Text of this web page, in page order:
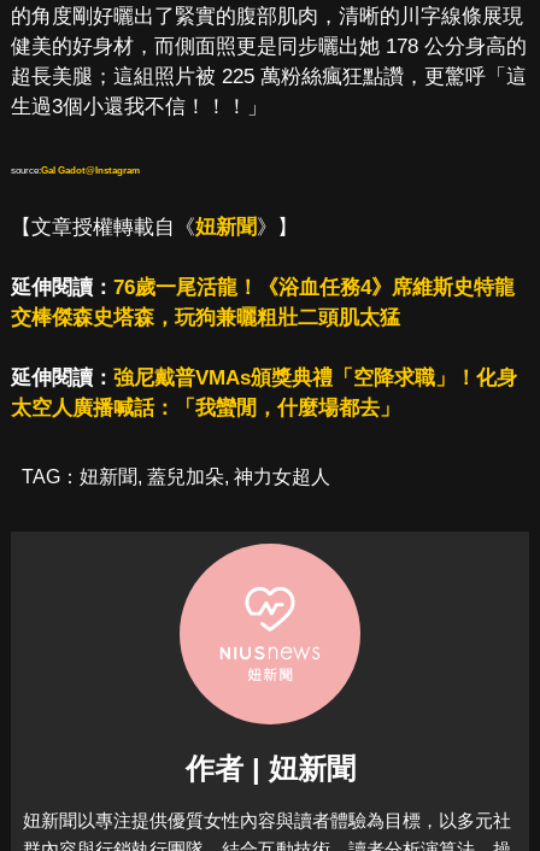
的角度剛好曬出了緊實的腹部肌肉，清晰的川字線條展現
健美的好身材，而側面照更是同步曬出她 178 公分身高的
超長美腿；這組照片被 225 萬粉絲瘋狂點讚，更驚呼「這
生過3個小還我不信！！！」
source:Gal Gadot@Instagram
【文章授權轉載自《妞新聞》】
延伸閱讀： 76歲一尾活龍！《浴血任務4》席維斯史特龍
交棒傑森史塔森，玩狗兼曬粗壯二頭肌太猛
延伸閱讀： 強尼戴普VMAs頒獎典禮「空降求職」！化身
太空人廣播喊話：「我蠻閒，什麼場都去」
TAG： 妞新聞, 蓋兒加朵, 神力女超人
作者 | 妞新聞
妞新聞以專注提供優質女性內容與讀者體驗為目標， 以多元社